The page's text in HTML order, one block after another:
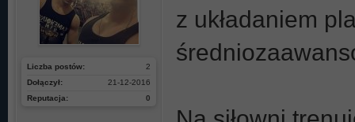
2
Liczba postów:
21-12-2016
Dołączył:
0
Reputacja:
z układaniem